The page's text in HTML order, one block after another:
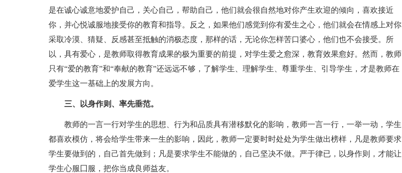
是在诚心诚意地爱护自己，关心自己，帮助自己，他们就会很自然地对你产生欢迎的倾向，喜欢接近
你，并心悦诚服地接受你的教育和指导。反之，如果他们感觉到你有爱生之心，他们就会在情感上对你
采取冷漠、猜疑、反感甚至抵触的消极态度，那样的话，无论你怎样苦口婆心，他们也不会接受。所
以，具有爱心，是教师取得教育成果的极为重要的前提，对学生爱之愈深，教育效果愈好。然而，教师
只有“爱的教育”和“奉献的教育”还远远不够，了解学生、理解学生、尊重学生、引导学生，才是教师在
爱学生这一基础上的发展方向。
三、以身作则、率先垂范。
教师的一言一行对学生的思想、行为和品质具有潜移默化的影响，教师一言一行，一举一动，学生
都喜欢模仿，将会给学生带来一生的影响，因此，教师一定要时时处处为学生做出榜样，凡是教师要求
学生要做到的，自己首先做到；凡是要求学生不能做的，自己坚决不做。严于律已，以身作则，才能让
学生心服囗服，把你当成良师益友。